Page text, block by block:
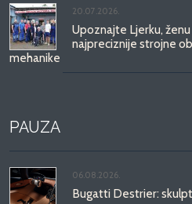
20.07.2026.
Upoznajte Ljerku,
najpreciznije strojne
mehanike
PAUZA
06.08.2026.
Bugatti Destrier: